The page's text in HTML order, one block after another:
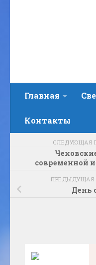
Главная
Контакты
СЛЕДУЮЩАЯ
современной
ПРЕДЫДУЩАЯ
День